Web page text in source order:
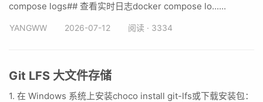
compose logs## 查看实时日志docker compose lo......
YANGWW 2026-07-12 阅读 · 3334
Git LFS 大文件存储
1. 在 Windows 系统上安装choco install git-lfs或下载安装包：